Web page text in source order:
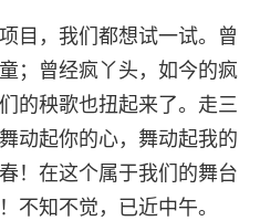
目，我们都想试一试。曾
；曾经疯丫头，如今的疯
的秧歌也扭起来了。走三
动起你的心，舞动起我的
！ 在这个属于我们的舞台
不知不觉，已近中午。